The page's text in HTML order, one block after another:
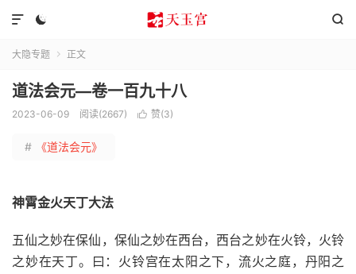
 

大隐专题  正文
道法会元—卷一百九十八
2023-06-09 阅读(2667)  赞(3)
# 《道法会元》
神霄金火天丁大法
五仙之妙在保仙，保仙之妙在西台，西台之妙在火铃，火铃
之妙在天丁。曰：火铃宫在太阳之下，流火之庭，丹阳之